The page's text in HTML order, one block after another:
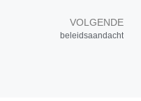
VOLGENDE
beleidsaandacht